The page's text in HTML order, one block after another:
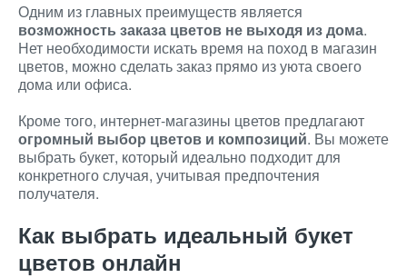
Одним из главных преимуществ является
возможность заказа цветов не выходя из дома.
Нет необходимости искать время на поход в магазин
цветов, можно сделать заказ прямо из уюта своего
дома или офиса.
Кроме того, интернет-магазины цветов предлагают
огромный выбор цветов и композиций. Вы можете
выбрать букет, который идеально подходит для
конкретного случая, учитывая предпочтения
получателя.
Как выбрать идеальный букет
цветов онлайн